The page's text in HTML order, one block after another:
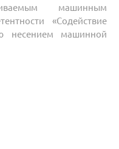
машинным
«Содействие
несением машинной